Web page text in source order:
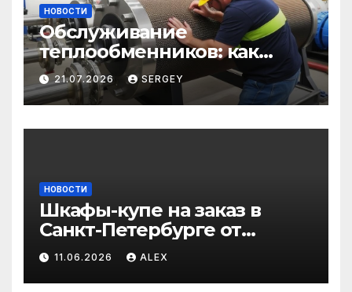
НОВОСТИ
Обслуживание
теплообменников: как
сохранить эффективность
и избежать простоев
21.07.2026 SERGEY
НОВОСТИ
Шкафы-купе на заказ в
Санкт-Петербурге от
производителя по
доступным ценам
11.06.2026 ALEX